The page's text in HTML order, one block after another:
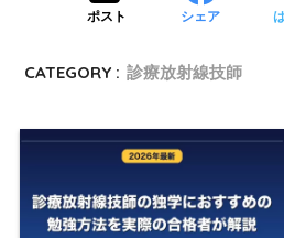
ポスト シェア
CATEGORY : 診療放射線技師